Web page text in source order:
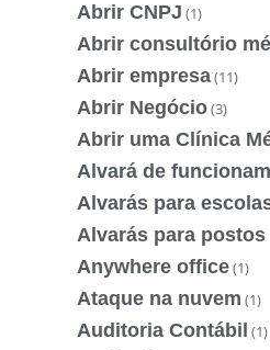
Abrir CNPJ (1)
Abrir consultório
Abrir empresa(11)
Abrir Negócio(3)
Abrir uma Clínica
Alvará de
Alvarás para
Alvarás para
Anywhere office(1)
Ataque na nuvem (1)
Auditoria Contábil (1)